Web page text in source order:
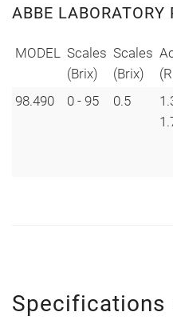
ABBE LABORATORY
MODEL
Scales
(Brix)
Scales
(Brix)
98.490 0 - 95 0.5
Specifications